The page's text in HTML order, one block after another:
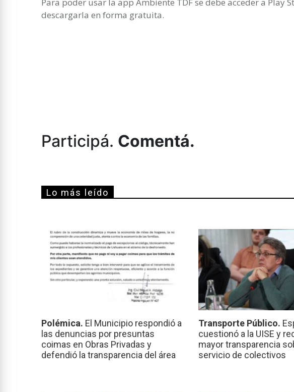
descargarla en forma gratuita.
Participá. Comentá.
Lo más leído
Polémica. El Municipio respondió a
las denuncias por presuntas
coimas en Obras Privadas y
defendió la transparencia del área
Transporte Público.
cuestionó a la UISE y
mayor transparencia
servicio de colectivos